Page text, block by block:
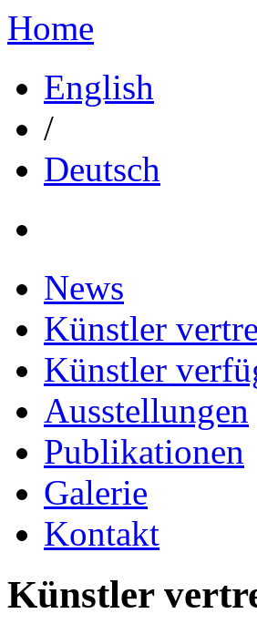
Home
English
/
Deutsch
News
Künstler
Künstler
Ausstellungen
Publikationen
Galerie
Kontakt
Künstler